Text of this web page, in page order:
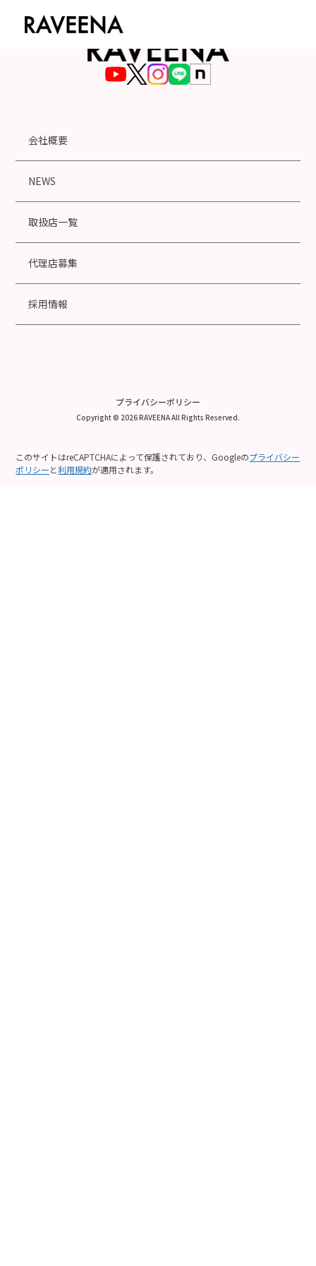
会社概要
NEWS
取扱店一覧
代理店募集
採用情報
プライバシーポリシー
Copyright © 2026 RAVEENA All Rights Reserved.
このサイトはreCAPTCHAによって保護されており、Googleのプライバシー
ポリシーと利用規約が適用されます。